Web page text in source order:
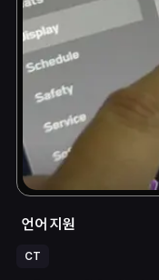
언어 지원
CT